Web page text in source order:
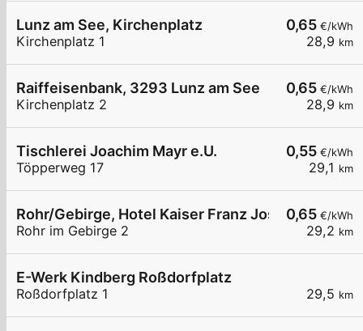
0,65 €/kWh
28,9 km
Lunz am See, Kirchenplatz
Kirchenplatz 1
0,65 €/kWh
28,9 km
Raiffeisenbank, 3293 Lunz am See
Kirchenplatz 2
0,55 €/kWh
29,1 km
Tischlerei Joachim Mayr e.U.
Töpperweg 17
0,65 €/kWh
29,2 km
Rohr/Gebirge, Hotel Kaiser Franz Josef
Rohr im Gebirge 2
29,5 km
E-Werk Kindberg Roßdorfplatz
Roßdorfplatz 1